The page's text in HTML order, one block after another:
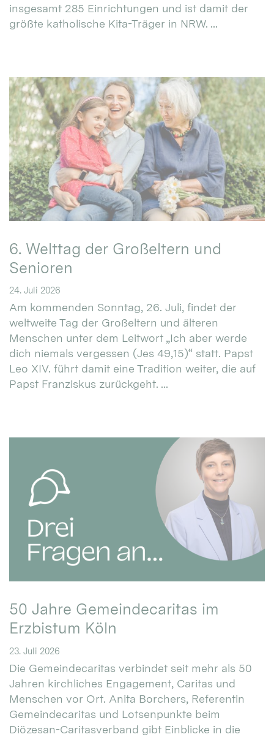
insgesamt 285 Einrichtungen und ist damit der
größte katholische Kita-Träger in NRW. ...
6. Welttag der Großeltern und
Senioren
24. Juli 2026
Am kommenden Sonntag, 26. Juli, findet der
weltweite Tag der Großeltern und älteren
Menschen unter dem Leitwort „Ich aber werde
dich niemals vergessen (Jes 49,15)“ statt. Papst
Leo XIV. führt damit eine Tradition weiter, die auf
Papst Franziskus zurückgeht. ...
50 Jahre Gemeindecaritas im
Erzbistum Köln
23. Juli 2026
Die Gemeindecaritas verbindet seit mehr als 50
Jahren kirchliches Engagement, Caritas und
Menschen vor Ort. Anita Borchers, Referentin
Gemeindecaritas und Lotsenpunkte beim
Diözesan-Caritasverband gibt Einblicke in die